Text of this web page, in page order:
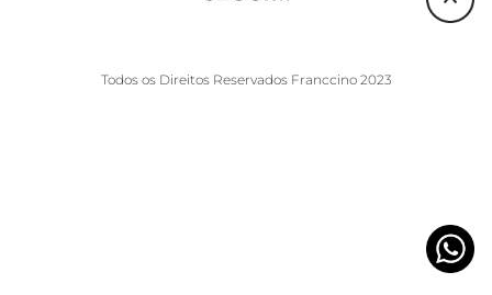
Todos os Direitos Reservados Franccino 2023